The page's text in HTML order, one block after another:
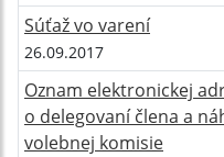
Súťaž vo varení
26.09.2017
Oznam elektronickej
o delegovaní člena a
volebnej komisie